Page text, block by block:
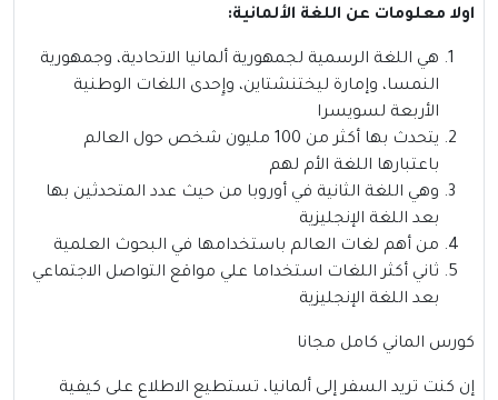
اولا معلومات عن اللغة الألمانية:
هي اللغة الرسمية لجمهورية ألمانيا الاتحادية، وجمهورية
النمسا، وإمارة ليختنشتاين، وإِحدى اللغات الوطنية
الأربعة لسويسرا
يتحدث بها أكثر من 100 مليون شخص حول العالم
باعتبارها اللغة الأم لهم
وهي اللغة الثانية في أوروبا من حيث عدد المتحدثين بها
بعد اللغة الإنجليزية
من أهم لغات العالم باستخدامها في البحوث العلمية
ثاني أكثر اللغات استخداما علي مواقع التواصل الاجتماعي
بعد اللغة الإنجليزية
كورس الماني كامل مجانا
إن كنت تريد السفر إلى ألمانيا، تستطيع الاطلاع على كيفية